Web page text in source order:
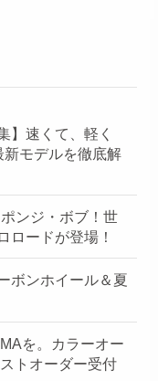
】速くて、軽く
モデルを徹底解
ンジ・ボブ！世
ロードが登場！
ボンホイール＆夏
を。カラーオー
トオーダー受付